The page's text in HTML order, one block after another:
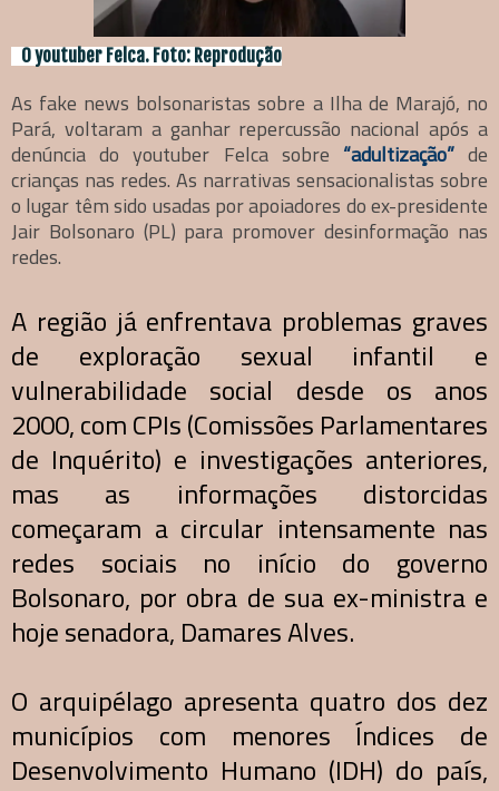
O youtuber Felca. Foto: Reprodução
As fake news bolsonaristas sobre a Ilha de Marajó, no
Pará, voltaram a ganhar repercussão nacional após a
denúncia do youtuber Felca sobre “adultização”de
crianças nas redes. As narrativas sensacionalistas sobre
o lugar têm sido usadas por apoiadores do ex-presidente
Jair Bolsonaro (PL) para promover desinformação nas
redes.
A região já enfrentava problemas graves
de exploração sexual infantil e
vulnerabilidade social desde os anos
2000, com CPIs (Comissões Parlamentares
de Inquérito) e investigações anteriores,
mas as informações distorcidas
começaram a circular intensamente nas
redes sociais no início do governo
Bolsonaro, por obra de sua ex-ministra e
hoje senadora, Damares Alves.
O arquipélago apresenta quatro dos dez
municípios com menores Índices de
Desenvolvimento Humano (IDH) do país,